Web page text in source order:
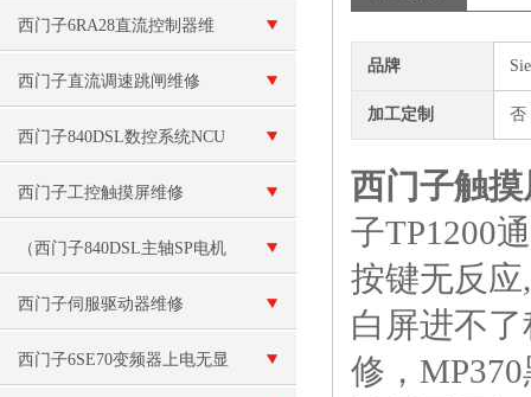
维修技术咨询
西门子6RA28直流控制器维
修：电机故障
西门子直流调速跳闸维修
西门子840DSL数控系统NCU
模块坏
西门子工控触摸屏维修
（西门子840DSL主轴SP电机
模块坏）数控十年修复
西门子伺服驱动器维修
西门子6SE70变频器上电无显
品牌
加工定制 否
西门子触
子TP1200
按键无反
白屏进不
修，